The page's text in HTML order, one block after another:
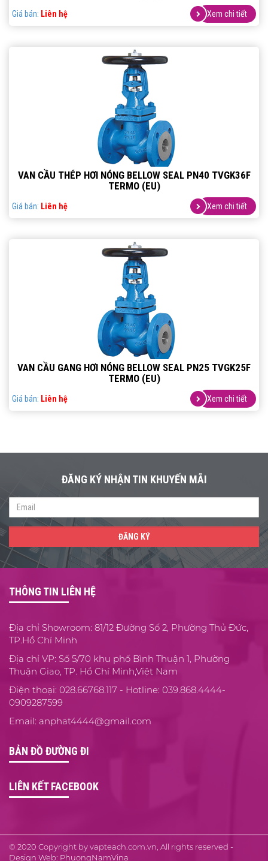
Giá bán: Liên hệ Xem chi tiết
VAN CẦU THÉP HƠI NÓNG BELLOW SEAL PN40 TVGK36F
TERMO (EU)
Giá bán: Liên hệ Xem chi tiết
VAN CẦU GANG HƠI NÓNG BELLOW SEAL PN25 TVGK25F
TERMO (EU)
Giá bán: Liên hệ Xem chi tiết
ĐĂNG KÝ NHẬN TIN KHUYẾN MÃI
ĐĂNG KÝ
THÔNG TIN LIÊN HỆ
Địa chỉ Showroom: 81/12 Đường Số 2, Phường Thủ Đức,
TP.Hồ Chí Minh
Địa chỉ VP: Số 5/70 khu phố Bình Thuận 1, Phường
Thuận Giao, TP. Hồ Chí Minh,Việt Nam
Điện thoại: 028.66768.117 - Hotline: 039.868.4444-
0909287599
Email: anphat4444@gmail.com
BẢN ĐỒ ĐƯỜNG ĐI
LIÊN KẾT FACEBOOK
© 2020 Copyright by vapteach.com.vn, All rights reserved -
Design Web: PhuongNamVina